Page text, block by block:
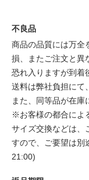
不良品
商品の品質には万全
損、またご注文と異
恐れ入りますが到着
送料は弊社負担にて
また、同等品が在庫
※お客様の都合によ
サイズ交換などは、
すので、ご要望は別
21:00)